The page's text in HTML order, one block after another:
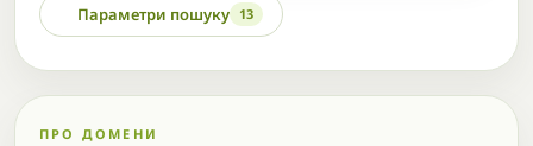
Параметри пошуку 13
ПРО ДОМЕНИ